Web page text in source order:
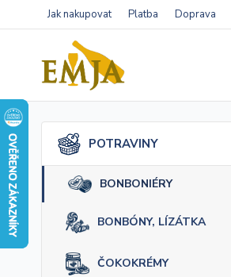
Jak nakupovat Platba Doprava
POTRAVINY
BONBONIÉRY
BONBÓNY, LÍZÁTKA
ČOKOKRÉMY